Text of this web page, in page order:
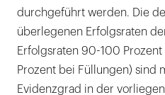
durchgeführt werden. Die
überlegenen Erfolgsraten
Erfolgsraten 90-100
Prozent bei Füllungen) sind
Evidenzgrad in der